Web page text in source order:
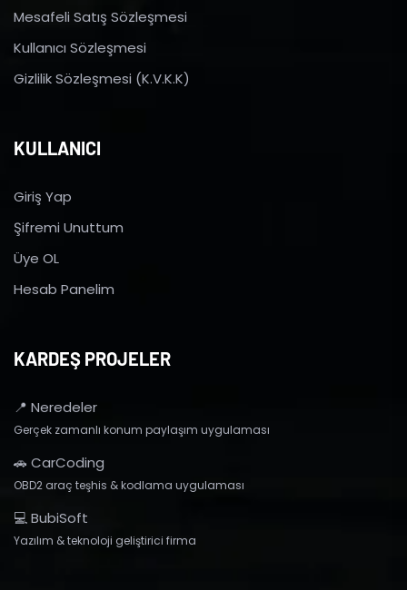
Mesafeli Satış Sözleşmesi
Kullanıcı Sözleşmesi
Gizlilik Sözleşmesi (K.V.K.K)
KULLANICI
Giriş Yap
Şifremi Unuttum
Üye OL
Hesab Panelim
KARDEŞ PROJELER
📍 Neredeler
Gerçek zamanlı konum paylaşım uygulaması
🚗 CarCoding
OBD2 araç teşhis & kodlama uygulaması
💻 BubiSoft
Yazılım & teknoloji geliştirici firma